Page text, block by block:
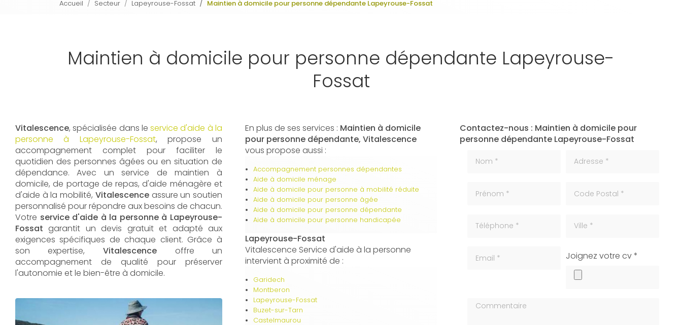
Accueil Secteur Lapeyrouse-Fossat Maintien à domicile pour personne dépendante Lapeyrouse-Fossat
Maintien à domicile pour personne dépendante Lapeyrouse-
Fossat
Vitalescence, spécialisée dans leservice d'aide à la
personne à Lapeyrouse-Fossat, propose un
accompagnement complet pour faciliter le
quotidien des personnes âgées ou en situation de
dépendance. Avec un service de maintien à
domicile, de portage de repas, d'aide ménagère et
d'aide à la mobilité, Vitalescence assure un soutien
personnalisé pour répondre aux besoins de chacun.
Votre service d'aide à la personne à Lapeyrouse-
Fossat garantit un devis gratuit et adapté aux
exigences spécifiques de chaque client. Grâce à
son expertise, Vitalescence offre un
accompagnement de qualité pour préserver
l'autonomie et le bien-être à domicile.
En plus de ses services : Maintien à domicile
pour personne dépendante, Vitalescence
vous propose aussi :
Accompagnement personnes dépendantes
Aide à domicile ménage
Aide à domicile pour personne à mobilité réduite
Aide à domicile pour personne âgée
Aide à domicile pour personne dépendante
Aide à domicile pour personne handicapée
Lapeyrouse-Fossat
Vitalescence Service d'aide à la personne
intervient à proximité de :
Garidech
Montberon
Lapeyrouse-Fossat
Buzet-sur-Tarn
Castelmaurou
Contactez-nous : Maintien à domicile pour
personne dépendante Lapeyrouse-Fossat
cv
Joignez votre cv *
Commentaire